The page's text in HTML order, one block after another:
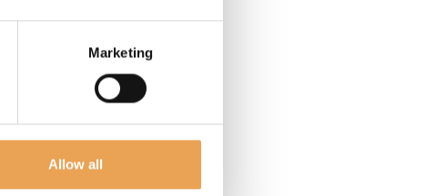
Marketing
Allow all